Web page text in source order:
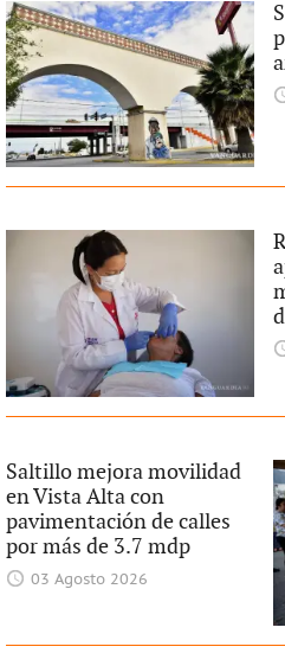
Saltillo mejora movilidad
en Vista Alta con
pavimentación de calles
por más de 3.7 mdp
03 Agosto 2026